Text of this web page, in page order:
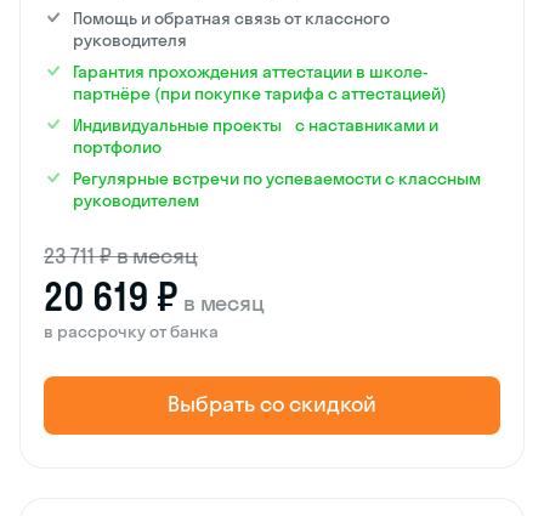
Помощь и обратная связь от классного
руководителя
Гарантия прохождения аттестации в школе-
партнёре (при покупке тарифа с аттестацией)
Индивидуальные проекты с наставниками и
портфолио
Регулярные встречи по успеваемости с классным
руководителем
23 711 ₽ в месяц
20 619 ₽ в месяц
в рассрочку от банка
Выбрать со скидкой